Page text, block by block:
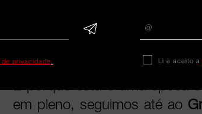
Espanha, para descobrir
para o sabor distinto de um
E porque esta é uma época
em pleno, seguimos até ao
privacidade. Li e aceito a